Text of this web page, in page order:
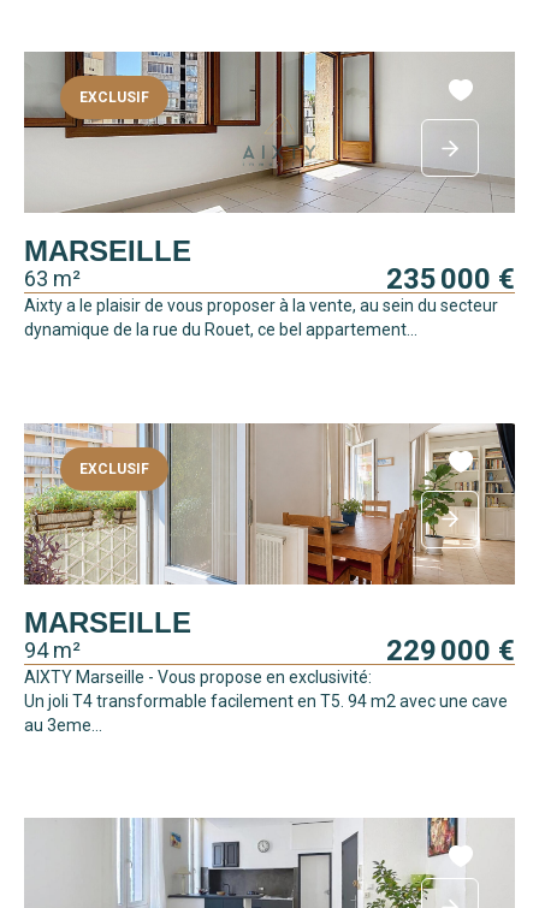
EXCLUSIF
MARSEILLE
63 m² 235 000 €
Aixty a le plaisir de vous proposer à la vente, au sein du secteur
dynamique de la rue du Rouet, ce bel appartement...
EXCLUSIF
MARSEILLE
94 m² 229 000 €
AIXTY Marseille - Vous propose en exclusivité:
Un joli T4 transformable facilement en T5. 94 m2 avec une cave
au 3eme...